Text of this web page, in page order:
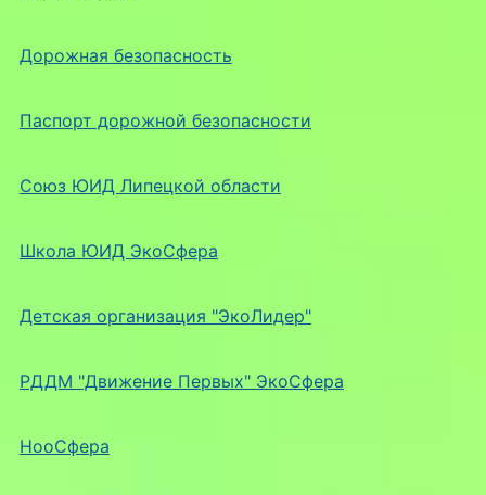
Дорожная безопасность
Паспорт дорожной безопасности
Союз ЮИД Липецкой области
Школа ЮИД ЭкоСфера
Детская организация "ЭкоЛидер"
РДДМ "Движение Первых" ЭкоСфера
НооСфера